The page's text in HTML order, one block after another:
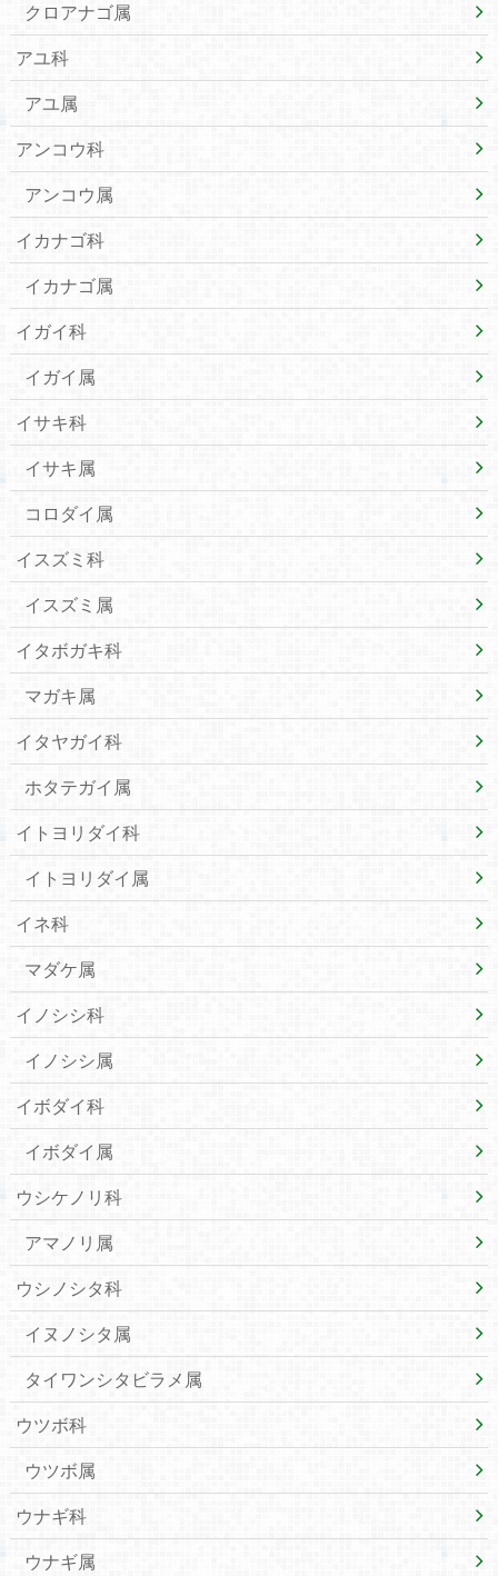
クロアナゴ属
アユ科
アユ属
アンコウ科
アンコウ属
イカナゴ科
イカナゴ属
イガイ科
イガイ属
イサキ科
イサキ属
コロダイ属
イスズミ科
イスズミ属
イタボガキ科
マガキ属
イタヤガイ科
ホタテガイ属
イトヨリダイ科
イトヨリダイ属
イネ科
マダケ属
イノシシ科
イノシシ属
イボダイ科
イボダイ属
ウシケノリ科
アマノリ属
ウシノシタ科
イヌノシタ属
タイワンシタビラメ属
ウツボ科
ウツボ属
ウナギ科
ウナギ属